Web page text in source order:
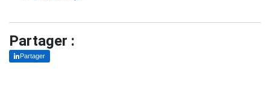
Partager :
Partager